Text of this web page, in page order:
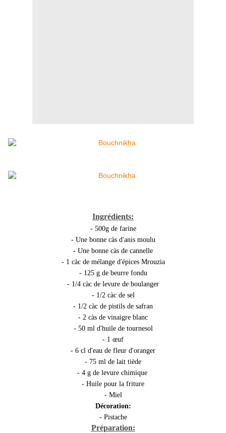
Ingrédients:
- 500g de farine
- Une bonne càs d'anis moulu
- Une bonne càs de cannelle
- 1 càc de mélange d'épices Mrouzia
- 125 g de beurre fondu
- 1/4 càc de levure de boulanger
- 1/2 càc de sel
- 1/2 càc de pistils de safran
- 2 càs de vinaigre blanc
- 50 ml d'huile de tournesol
- 1 œuf
- 6 cl d'eau de fleur d'oranger
- 75 ml de lait tiède
- 4 g de levure chimique
- Huile pour la friture
- Miel
Décoration:
- Pistache
Préparation: